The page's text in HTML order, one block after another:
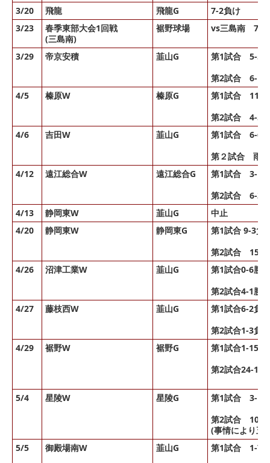
3/20
飛龍 飛龍G
7-2負け
3/23
春季東部大会1回戦
(三島南)
裾野球場 vs三島南 7-3
3/29 帝京安積 韮山G
第1試合 5-5
第2試合 6-12
4/5
榛原W 榛原G
第1試合 11-4
第2試合 4-5
4/6
吉田W 韮山G
第1試合 6-6
第２試合 雨
4/12
遠江総合W 遠江総合G
第1試合 3-1
第2試合 6-3
4/13
静岡東W 韮山G
中止
4/20
静岡東W 静岡東G
第1試合 9-3負
第2試合 15-
4/26
沼津工業W 韮山G
第1試合0-6勝ち
第2試合4-1勝ち
4/27
藤枝西W 韮山G
第1試合6-2負け
第2試合1-3負け
4/29
裾野W 裾野G
第1試合1-15勝
第2試合24-14
5/4 星陵W 星陵G
第1試合 3-14
第2試合 10-1
(事情により五
5/5
御殿場南W 韮山G
第1試合 1-7